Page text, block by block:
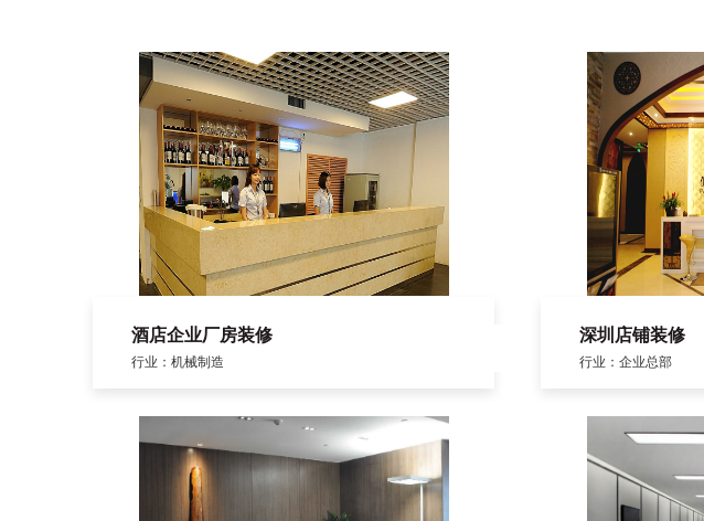
酒店企业厂房装修
行业：机械制造
深圳店铺装修
行业：企业总部